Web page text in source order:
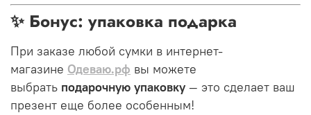
✨ Бонус: упаковка подарка
При заказе любой сумки в интернет-
магазине Одеваю.рф вы можете
выбрать подарочную упаковку — это сделает ваш
презент еще более особенным!